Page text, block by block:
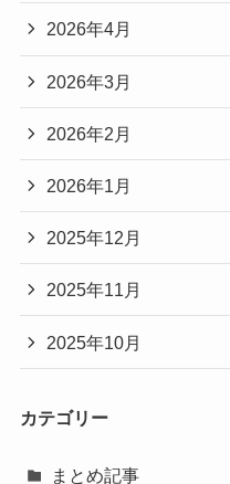
2026年4月
2026年3月
2026年2月
2026年1月
2025年12月
2025年11月
2025年10月
カテゴリー
まとめ記事